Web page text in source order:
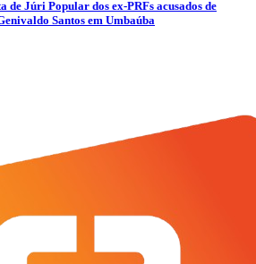
de Júri Popular dos ex-PRFs acusados de
Santos em Umbaúba